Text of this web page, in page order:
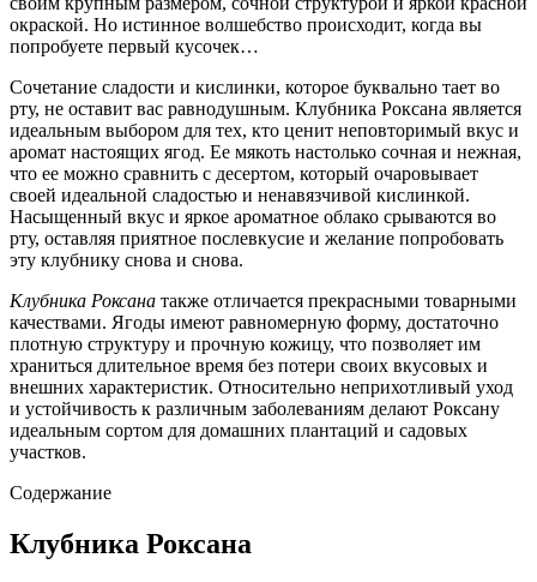
окраской. Но истинное волшебство происходит, когда вы
попробуете первый кусочек…
Сочетание сладости и кислинки, которое буквально тает во
рту, не оставит вас равнодушным. Клубника Роксана является
идеальным выбором для тех, кто ценит неповторимый вкус и
аромат настоящих ягод. Ее мякоть настолько сочная и нежная,
что ее можно сравнить с десертом, который очаровывает
своей идеальной сладостью и ненавязчивой кислинкой.
Насыщенный вкус и яркое ароматное облако срываются во
рту, оставляя приятное послевкусие и желание попробовать
эту клубнику снова и снова.
Клубника Роксана также отличается прекрасными товарными
качествами. Ягоды имеют равномерную форму, достаточно
плотную структуру и прочную кожицу, что позволяет им
храниться длительное время без потери своих вкусовых и
внешних характеристик. Относительно неприхотливый уход
и устойчивость к различным заболеваниям делают Роксану
идеальным сортом для домашних плантаций и садовых
участков.
Содержание
Клубника Роксана